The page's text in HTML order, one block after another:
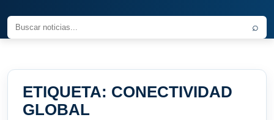
⌕
ETIQUETA: CONECTIVIDAD
GLOBAL